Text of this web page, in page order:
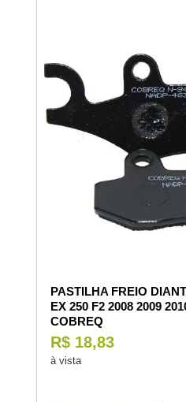
PASTILHA FREIO
EX 250 F2 2008 2009
COBREQ
R$ 18,83
à vista